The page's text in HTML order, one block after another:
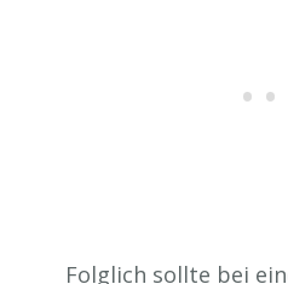
Folglich sollte bei